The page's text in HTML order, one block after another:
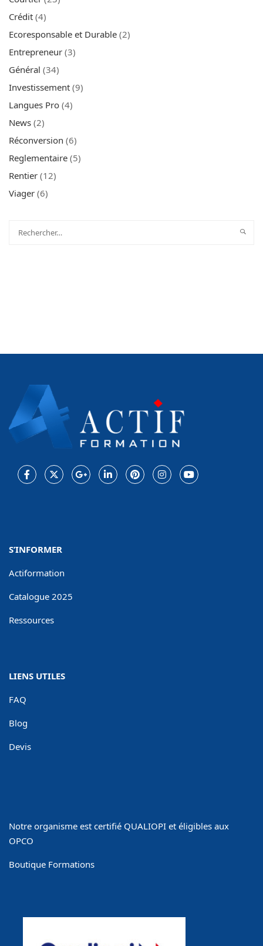
Crédit (4)
Ecoresponsable et Durable (2)
Entrepreneur (3)
Général (34)
Investissement (9)
Langues Pro (4)
News (2)
Réconversion (6)
Reglementaire (5)
Rentier (12)
Viager (6)
S’INFORMER
Actiformation
Catalogue 2025
Ressources
LIENS UTILES
FAQ
Blog
Devis
Notre organisme est certifié QUALIOPI et éligibles aux
OPCO
Boutique Formations